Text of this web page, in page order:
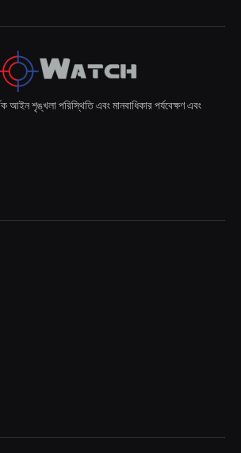
আইন শৃঙ্খলা পরিস্থিতি এবং মানবাধিকার পর্যবেক্ষণ এবং